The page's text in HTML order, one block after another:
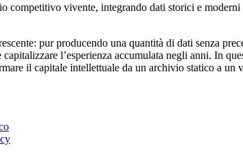
competitivo vivente, integrando dati storici e
pur producendo una quantità di dati senza
l’esperienza accumulata negli anni. In
il capitale intellettuale da un archivio statico a un